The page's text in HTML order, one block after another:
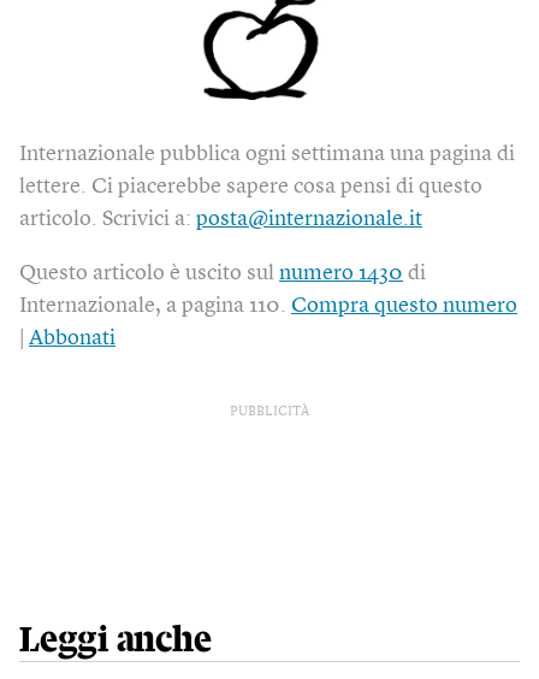
Internazionale pubblica ogni settimana una pagina di
lettere. Ci piacerebbe sapere cosa pensi di questo
articolo. Scrivici a: posta@internazionale.it
Questo articolo è uscito sul numero 1430 di
Internazionale, a pagina 110. Compra questo numero
Abbonati
PUBBLICITÀ
Leggi anche